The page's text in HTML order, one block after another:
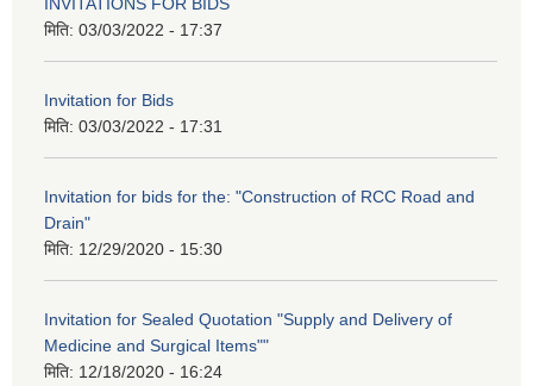
मिति: 03/03/2022 - 17:37
Invitation for Bids
मिति: 03/03/2022 - 17:31
Invitation for bids for the: "Construction of RCC Road and
Drain"
मिति: 12/29/2020 - 15:30
Invitation for Sealed Quotation "Supply and Delivery of
Medicine and Surgical Items""
मिति: 12/18/2020 - 16:24